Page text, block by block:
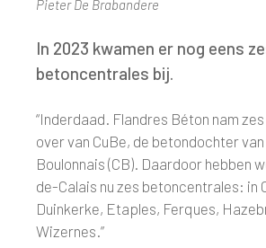
Pieter De Brabandere
In 2023 kwamen er nog eens
betoncentrales bij.
“Inderdaad. Flandres Béton nam
over van CuBe, de betondochter
Boulonnais (CB). Daardoor hebben
de-Calais nu zes betoncentrales: in
Duinkerke, Etaples, Ferques,
Wizernes.”